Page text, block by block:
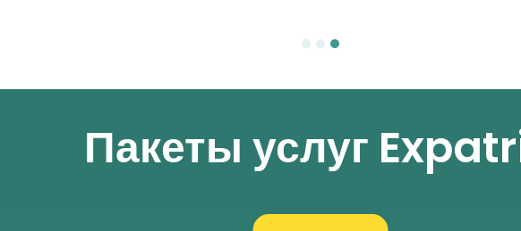
Пакеты услуг